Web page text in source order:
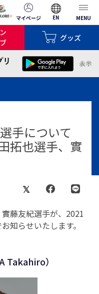
マイページ EN MENU
グッズ
手について
拓也選手、實
藤友紀選手が、2021
知らせいたします。
Takahiro）